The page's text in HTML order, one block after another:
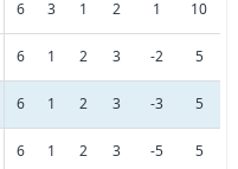
6 3 1 2 1 10
6 1 2 3 -2 5
6 1 2 3 -3 5
6 1 2 3 -5 5